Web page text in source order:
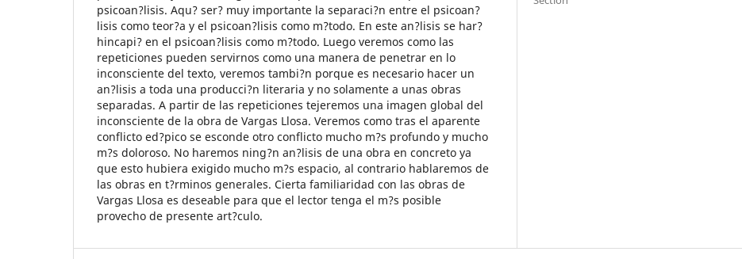
psicoan?lisis. Aqu? ser? muy importante la separaci?n entre el psicoan?
lisis como teor?a y el psicoan?lisis como m?todo. En este an?lisis se har?
hincapi? en el psicoan?lisis como m?todo. Luego veremos como las
repeticiones pueden servirnos como una manera de penetrar en lo
inconsciente del texto, veremos tambi?n porque es necesario hacer un
an?lisis a toda una producci?n literaria y no solamente a unas obras
separadas. A partir de las repeticiones tejeremos una imagen global del
inconsciente de la obra de Vargas Llosa. Veremos como tras el aparente
conflicto ed?pico se esconde otro conflicto mucho m?s profundo y mucho
m?s doloroso. No haremos ning?n an?lisis de una obra en concreto ya
que esto hubiera exigido mucho m?s espacio, al contrario hablaremos de
las obras en t?rminos generales. Cierta familiaridad con las obras de
Vargas Llosa es deseable para que el lector tenga el m?s posible
provecho de presente art?culo.